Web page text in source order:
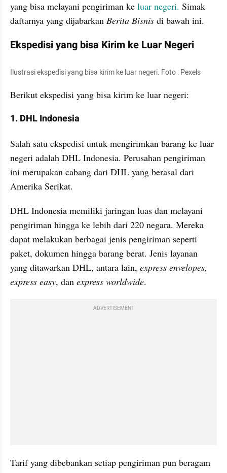
yang bisa melayani pengiriman ke luar negeri. Simak
daftarnya yang dijabarkan Berita Bisnis di bawah ini.
Ekspedisi yang bisa Kirim ke Luar Negeri
Ilustrasi ekspedisi yang bisa kirim ke luar negeri. Foto : Pexels
Berikut ekspedisi yang bisa kirim ke luar negeri:
1. DHL Indonesia
Salah satu ekspedisi untuk mengirimkan barang ke luar
negeri adalah DHL Indonesia. Perusahan pengiriman
ini merupakan cabang dari DHL yang berasal dari
Amerika Serikat.
DHL Indonesia memiliki jaringan luas dan melayani
pengiriman hingga ke lebih dari 220 negara. Mereka
dapat melakukan berbagai jenis pengiriman seperti
paket, dokumen hingga barang berat. Jenis layanan
yang ditawarkan DHL, antara lain, express envelopes,
express easy, dan express worldwide.
ADVERTISEMENT
Tarif yang dibebankan setiap pengiriman pun beragam